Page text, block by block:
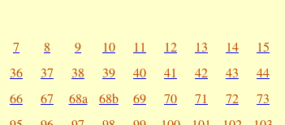
7 8 9 10 11 12 13 14 15
36 37 38 39 40 41 42 43 44
66 67 68a 68b 69 70 71 72 73